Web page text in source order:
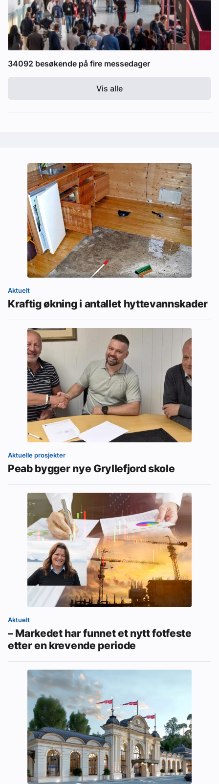
34092 besøkende på fire messedager
Vis alle
Aktuelt
Kraftig økning i antallet hyttevannskader
Aktuelle prosjekter
Peab bygger nye Gryllefjord skole
Aktuelt
– Markedet har funnet et nytt fotfeste
etter en krevende periode